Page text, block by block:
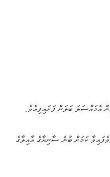
އެމައްސަލަ ބަލަން ފަށައިފިއެވެ.
ކަމަށް ބުނެ ސާނިޔާގެ އާއިލާގެ